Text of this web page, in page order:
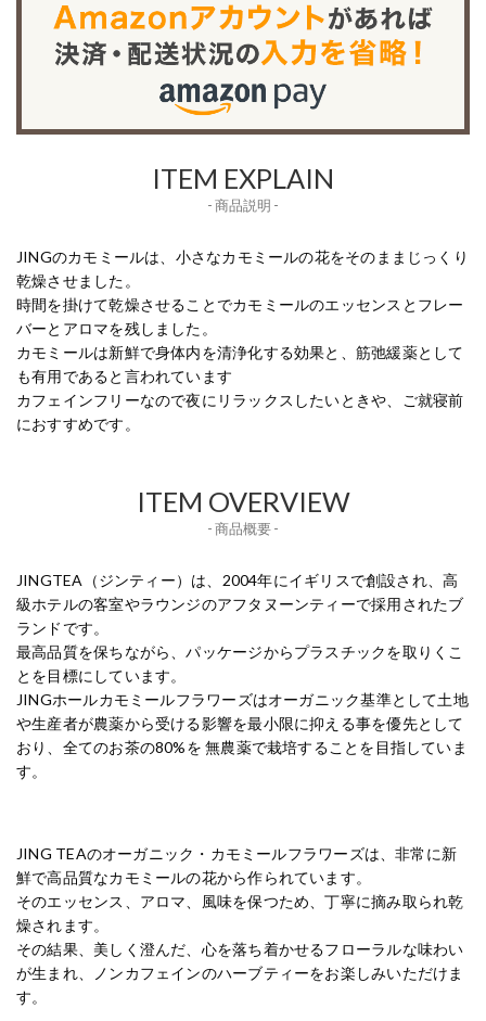
ITEM EXPLAIN
- 商品説明 -
JINGのカモミールは、小さなカモミールの花をそのままじっくり
乾燥させました。
時間を掛けて乾燥させることでカモミールのエッセンスとフレー
バーとアロマを残しました。
カモミールは新鮮で身体内を清浄化する効果と、筋弛緩薬として
も有用であると言われています
カフェインフリーなので夜にリラックスしたいときや、ご就寝前
におすすめです。
ITEM OVERVIEW
- 商品概要 -
JINGTEA（ジンティー）は、2004年にイギリスで創設され、高
級ホテルの客室やラウンジのアフタヌーンティーで採用されたブ
ランドです。
最高品質を保ちながら、パッケージからプラスチックを取りくこ
とを目標にしています。
JINGホールカモミールフラワーズはオーガニック基準として土地
や生産者が農薬から受ける影響を最小限に抑える事を優先として
おり、全てのお茶の80%を 無農薬で栽培することを目指していま
す。
JING TEAのオーガニック・カモミールフラワーズは、非常に新
鮮で高品質なカモミールの花から作られています。
そのエッセンス、アロマ、風味を保つため、丁寧に摘み取られ乾
燥されます。
その結果、美しく澄んだ、心を落ち着かせるフローラルな味わい
が生まれ、ノンカフェインのハーブティーをお楽しみいただけま
す。